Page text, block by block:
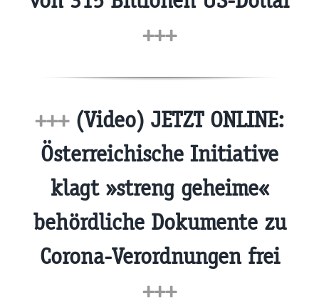
+++
+++(Video) JETZT ONLINE:
Österreichische Initiative
klagt »streng geheime«
behördliche Dokumente zu
Corona-Verordnungen frei
+++